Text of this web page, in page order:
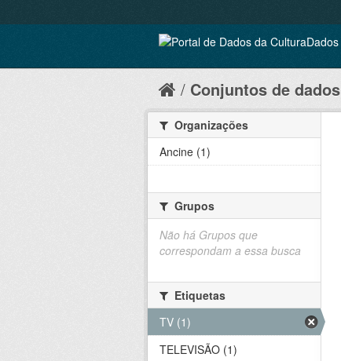
Conjuntos de dados
Organizações
Ancine (1)
Grupos
Não há Grupos que
correspondam a essa busca
Etiquetas
TV (1)
TELEVISÃO (1)